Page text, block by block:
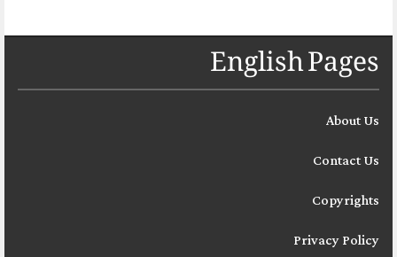
English Pages
About Us
Contact Us
Copyrights
Privacy Policy